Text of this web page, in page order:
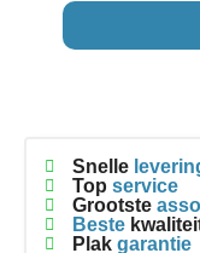
Snelle
Top service
Grootste
Beste
Plak garantie